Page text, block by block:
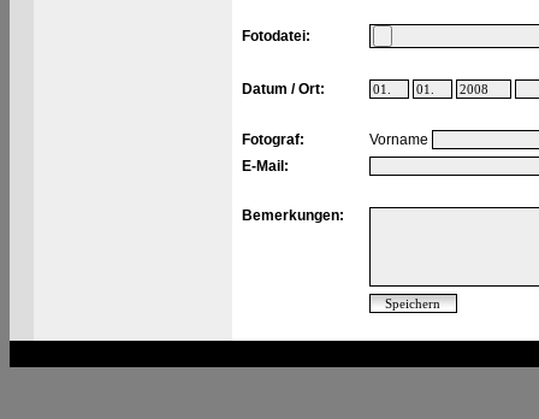
Fotodatei:
Datum / Ort:
Fotograf:
Vorname
E-Mail:
Bemerkungen: